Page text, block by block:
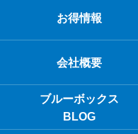
お得情報
会社概要
ブルーボックス
BLOG